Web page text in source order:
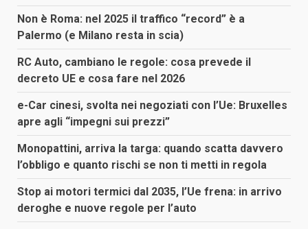
Non è Roma: nel 2025 il traffico “record” è a
Palermo (e Milano resta in scia)
RC Auto, cambiano le regole: cosa prevede il
decreto UE e cosa fare nel 2026
e-Car cinesi, svolta nei negoziati con l’Ue: Bruxelles
apre agli “impegni sui prezzi”
Monopattini, arriva la targa: quando scatta davvero
l’obbligo e quanto rischi se non ti metti in regola
Stop ai motori termici dal 2035, l’Ue frena: in arrivo
deroghe e nuove regole per l’auto